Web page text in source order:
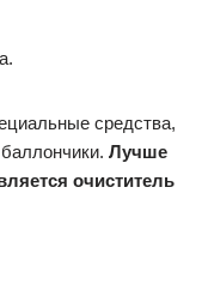
средства,
Лучше
очиститель